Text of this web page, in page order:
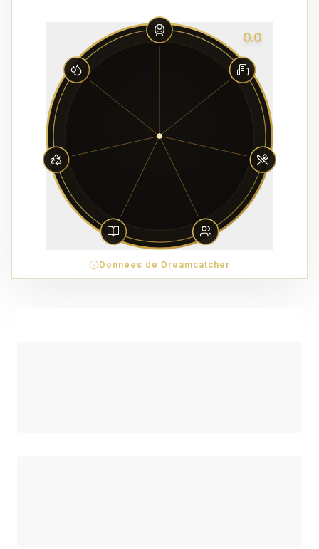
0.0
Données de Dreamcatcher